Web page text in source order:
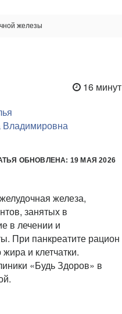
железы
16 минут
Владимировна
ОБНОВЛЕНА: 19 МАЯ 2026
железа,
занятых в
в лечении и
При панкреатите рацион
и клетчатки.
«Будь Здоров» в